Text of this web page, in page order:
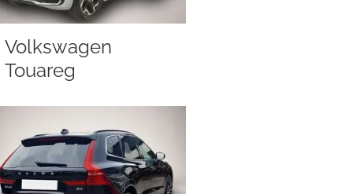
Volkswagen
Touareg